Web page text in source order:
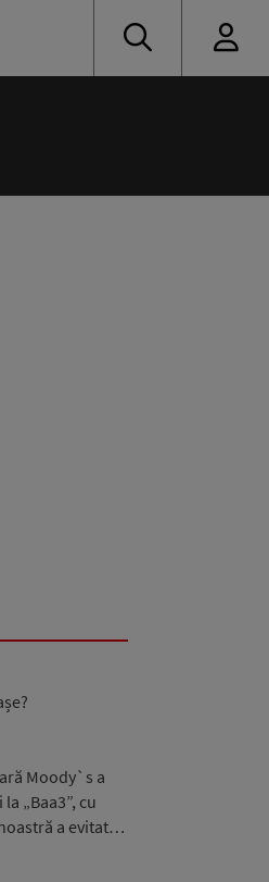
Moody`s a
„Baa3”, cu
a evitat…